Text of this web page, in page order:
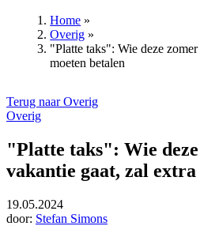
Kruimelpad
Home »
Overig »
"Platte taks": Wie deze
moeten betalen
Terug naar Overig
Overig
"Platte taks": Wie
vakantie gaat, zal extra
19.05.2024
door: Stefan Simons